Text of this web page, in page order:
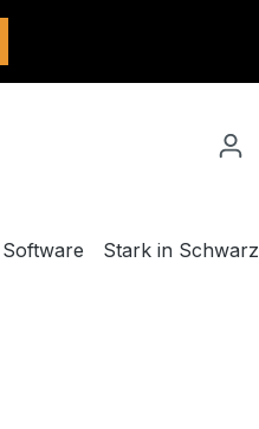
Software
Stark in Schwarz